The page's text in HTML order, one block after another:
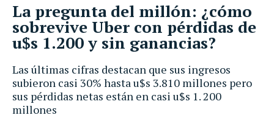
Las últimas cifras destacan que sus ingresos
subieron casi 30% hasta u$s 3.810 millones pero
sus pérdidas netas están en casi u$s 1. 200
millones
La pregunta del millón: ¿cómo
sobrevive Uber con pérdidas de
u$s 1.200 y sin ganancias?